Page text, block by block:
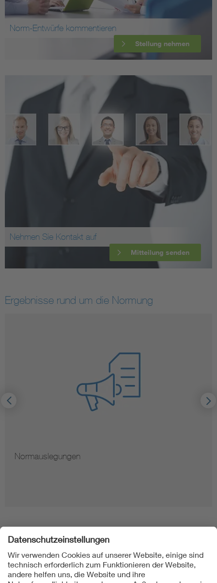
Norm-Entwürfe kommentieren
Stellung nehmen
Nehmen Sie Kontakt auf
Mitteilung senden
Ergebnisse rund um die Normung
Normauslegungen
Folgen Sie uns